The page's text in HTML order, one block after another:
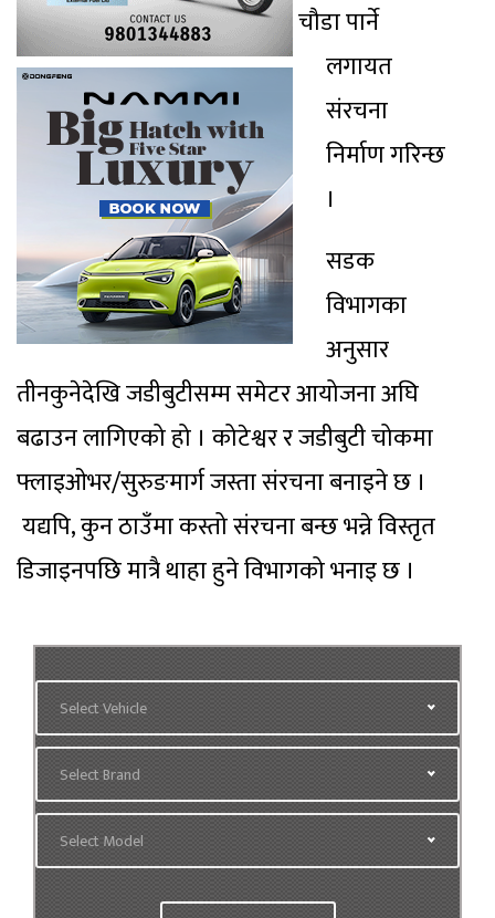
चौडा पार्ने
लगायत
संरचना
निर्माण गरिन्छ
।
सडक
विभागका
अनुसार
तीनकुनेदेखि जडीबुटीसम्म समेटर आयोजना अघि
बढाउन लागिएको हो । कोटेश्वर र जडीबुटी चोकमा
फ्लाइओभर/सुरुङमार्ग जस्ता संरचना बनाइने छ ।
यद्यपि, कुन ठाउँमा कस्तो संरचना बन्छ भन्ने विस्तृत
डिजाइनपछि मात्रै थाहा हुने विभागको भनाइ छ ।
Select Vehicle
Select Brand
Select Model